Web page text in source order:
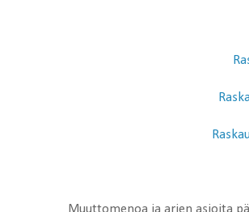
Muuttomenoa ja arjen asioita